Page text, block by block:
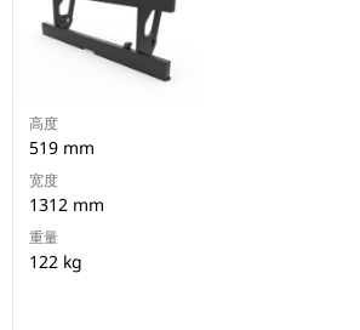
高度
519 mm
宽度
1312 mm
重量
122 kg